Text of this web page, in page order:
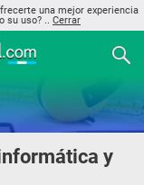
una mejor experiencia
su uso? .. Cerrar
y